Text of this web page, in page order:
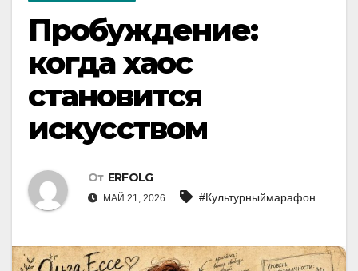
Пробуждение:
когда хаос
становится
искусством
От ERFOLG
МАЙ 21, 2026 #Культурныймарафон